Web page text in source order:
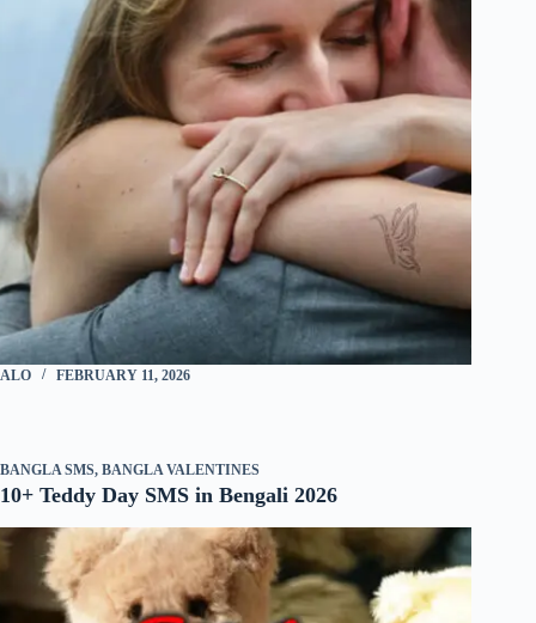
ALO FEBRUARY 11, 2026
BANGLA SMS, BANGLA VALENTINES
10+ Teddy Day SMS in Bengali 2026